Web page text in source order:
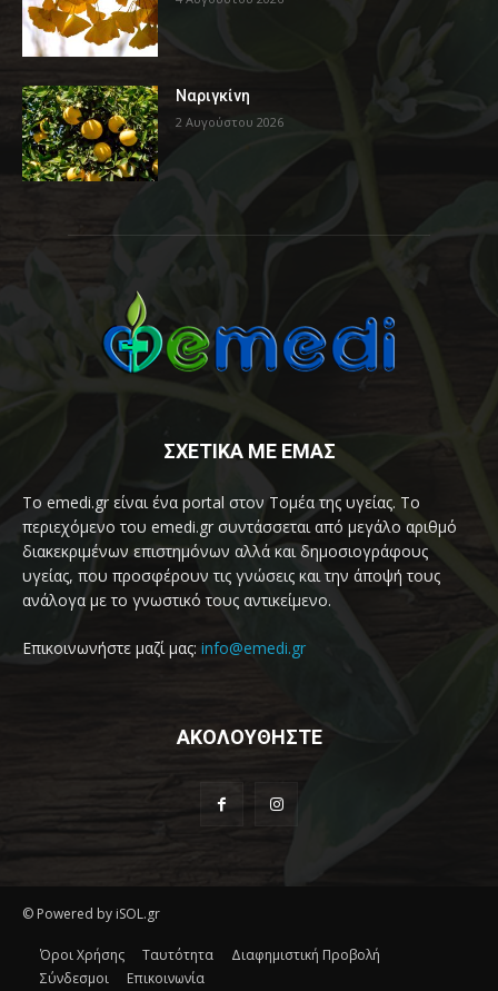
Ναριγκίνη
2 Αυγούστου 2026
ΣΧΕΤΙΚΑ ΜΕ ΕΜΑΣ
Το emedi.gr είναι ένα portal στον Τομέα της υγείας. Το
περιεχόμενο του emedi.gr συντάσσεται από μεγάλο αριθμό
διακεκριμένων επιστημόνων αλλά και δημοσιογράφους
υγείας, που προσφέρουν τις γνώσεις και την άποψή τους
ανάλογα με το γνωστικό τους αντικείμενο.
Επικοινωνήστε μαζί μας: info@emedi.gr
ΑΚΟΛΟΥΘΗΣΤΕ
© Powered by iSOL.gr
Όροι Χρήσης Ταυτότητα
Διαφημιστική Προβολή
Σύνδεσμοι
Επικοινωνία